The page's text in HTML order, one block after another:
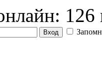
126